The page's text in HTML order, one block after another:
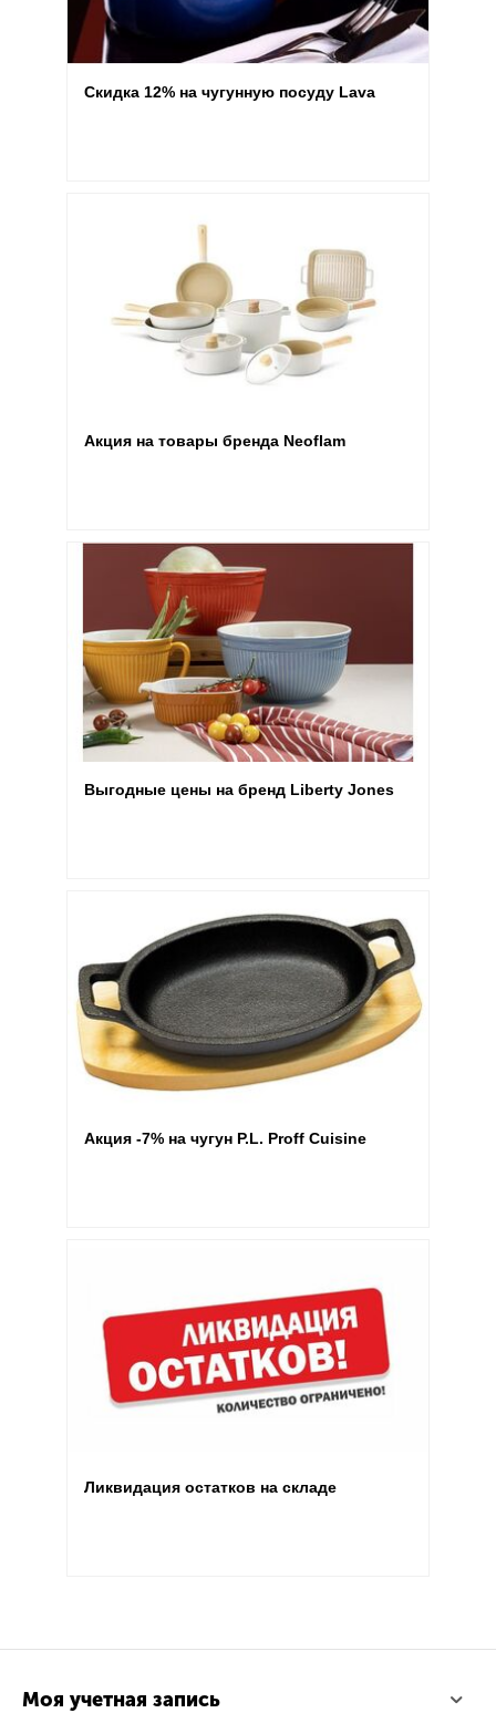
Скидка 12% на чугунную посуду Lava
Акция на товары бренда Neoflam
Выгодные цены на бренд Liberty Jones
Акция -7% на чугун P.L. Proff Cuisine
Ликвидация остатков на складе
Моя учетная запись